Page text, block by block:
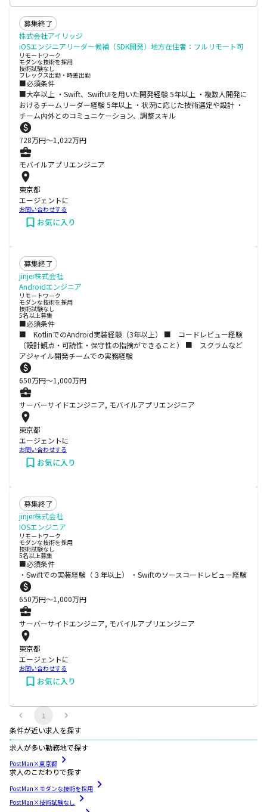
募集終了
株式会社アイリッジ
iOSエンジニアリーダー候補（SDK開発）地方在住者：フルリモート可
リモートワーク
モダンな技術を採用
技術試験なし
フレックス出勤・時差出勤
■必須条件
■大卒以上 ・Swift、SwiftUIを用いた開発経験 5年以上 ・複数人開発に
おけるチームリーダー経験 5年以上 ・状況に応じた技術選定や設計 ・
チーム内外とのコミュニケーション、調整スキル
728万円〜1,022万円
モバイルアプリエンジニア
東京都
エージェントに
お問い合わせする
お気に入り
募集終了
jinjer株式会社
Androidエンジニア
リモートワーク
モダンな技術を採用
技術試験なし
5名以上募集
■必須条件
■ KotlinでのAndroid実装経験（3年以上） ■ コードレビュー経験
（設計観点・可読性・保守性の指摘ができること） ■ スクラムなど
アジャイル開発チームでの実務経験
650万円〜1,000万円
サーバーサイドエンジニア, モバイルアプリエンジニア
東京都
エージェントに
お問い合わせする
お気に入り
募集終了
jinjer株式会社
IOSエンジニア
リモートワーク
モダンな技術を採用
技術試験なし
5名以上募集
■必須条件
・Swiftでの実装経験（３年以上） ・Swiftのソースコードレビュー経験
650万円〜1,000万円
サーバーサイドエンジニア, モバイルアプリエンジニア
東京都
エージェントに
お問い合わせする
お気に入り
1
条件が近い求人を探す
求人が多い勤務地で探す
PostMan×東京都
求人のこだわりで探す
PostMan×モダンな技術を採用
PostMan×技術試験なし